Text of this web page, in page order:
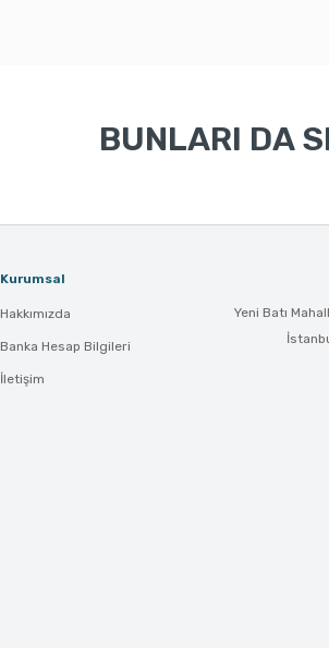
BUNLARI DA
Kurumsal
Hakkımızda
Banka Hesap Bilgileri
İletişim
Yeni Batı